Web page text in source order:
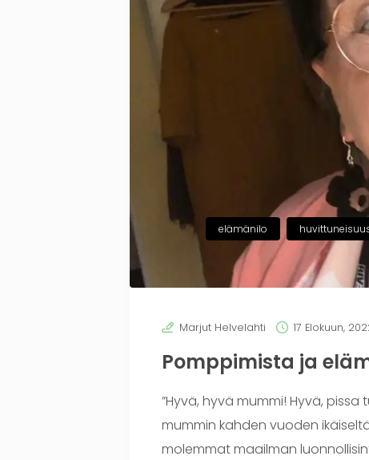
elämänilo
Marjut Helvelahti 17 Elokuun,
Pomppimista ja
”Hyvä, hyvä mummi! Hyvä,
mummin kahden vuoden
molemmat maailman